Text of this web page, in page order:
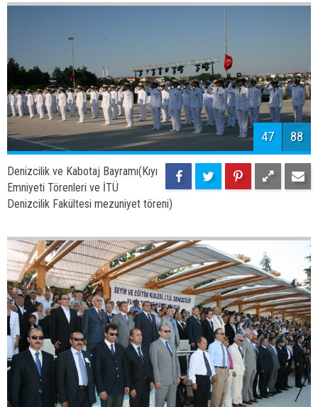
50 88
Denizcilik ve Kabotaj Bayramı(Kıyı
Emniyeti Törenleri ve İTÜ
Denizcilik Fakültesi mezuniyet töreni)